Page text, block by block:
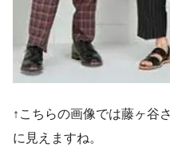
↑こちらの画像では藤ヶ谷
に見えますね。